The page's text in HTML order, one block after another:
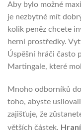
Aby bylo možné
je nezbytné mít
kolik peněz chcete
herní prostředky.
Úspěšní hráči často
Martingale, které
Mnoho odborníků
toho, abyste
zajišťuje, že
větších částek.